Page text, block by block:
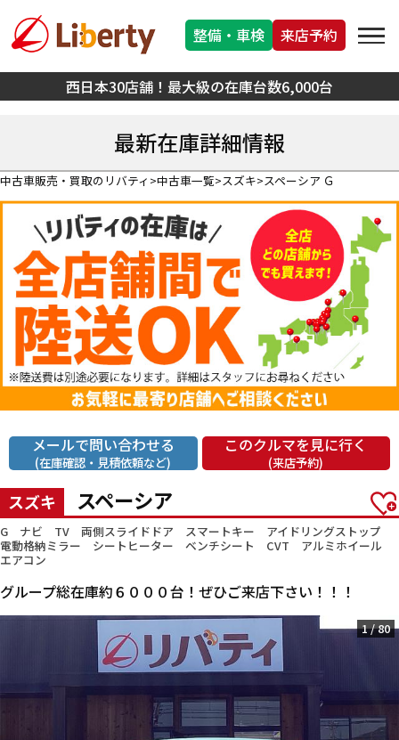
西日本30店舗！最大級の在庫台数6,000台
整備・車検 来店予約
最新在庫詳細情報
中古車販売・買取のリバティ 中古車一覧 スズキ スペーシア Ｇ
メールで問い合わせる
(在庫確認・見積依頼など)
このクルマを見に行く
(来店予約)
スズキ スペーシア
G ナビ TV 両側スライドドア スマートキー アイドリングストップ
電動格納ミラー シートヒーター ベンチシート CVT アルミホイール
エアコン
グループ総在庫約６０００台！ぜひご来店下さい！！！
1/80